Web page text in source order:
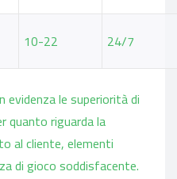
10-22 24/7
le superiorità di
quanto riguarda la
al cliente, elementi
di gioco soddisfacente.